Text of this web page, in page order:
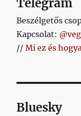
Telegram
Beszélgetős
Kapcsolat:
//Mi ez és
Bluesky